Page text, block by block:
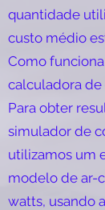
quantidade
custo médio
Como
calculadora
Para obter
simulador de
utilizamos um
modelo de ar-
watts, usando